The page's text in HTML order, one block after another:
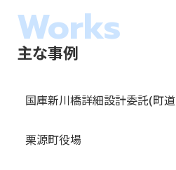
Works
主な事例
国庫新川橋詳細設計委託(町
栗源町役場